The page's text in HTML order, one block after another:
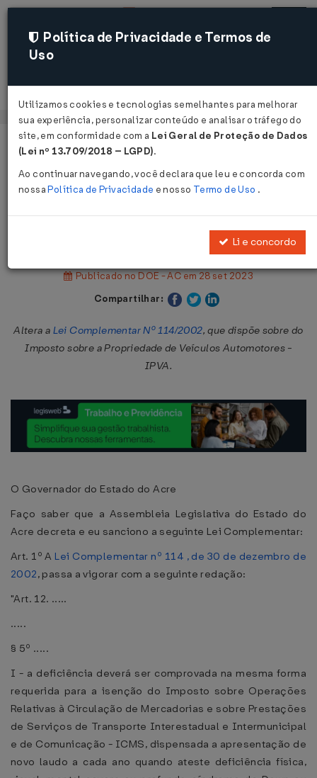
Acessar
Página Inicial Legislações
Lei Complementar Nº 444 DE
Publicado no DOE - AC em 28 set 2023
Compartilhar:
Altera a Lei Complementar Nº 114/2002, que dispõe sobre do
Imposto sobre a Propriedade de Veículos Automotores -
IPVA.
O Governador do Estado do Acre
Faço saber que a Assembleia Legislativa do Estado do
Acre decreta e eu sanciono a seguinte Lei Complementar:
Art. 1º A Lei Complementar nº 114 , de 30 de dezembro de
2002, passa a vigorar com a seguinte redação:
"Art. 12. .....
.....
§ 5º .....
I - a deficiência deverá ser comprovada na mesma forma
requerida para a isenção do Imposto sobre Operações
Relativas à Circulação de Mercadorias e sobre Prestações
de Serviços de Transporte Interestadual e Intermunicipal
e de Comunicação - ICMS, dispensada a apresentação de
novo laudo a cada ano quando ateste deficiência física,
Política de Privacidade e Termos de
Uso
Utilizamos cookies e tecnologias semelhantes para melhorar
sua experiência, personalizar conteúdo e analisar o tráfego do
site, em conformidade com a Lei Geral de Proteção de Dados
(Lei nº 13.709/2018 – LGPD).
Ao continuar navegando, você declara que leu e concorda com
nossaPolítica de Privacidade e nosso Termo de Uso .
Li e concordo